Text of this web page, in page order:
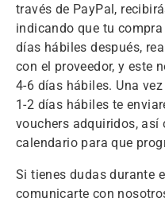
través de PayPal,
indicando que tu
días hábiles después,
con el proveedor, y este
4-6 días hábiles. Una
1-2 días hábiles te
vouchers adquiridos, así
calendario para que
Si tienes dudas durante
comunicarte con